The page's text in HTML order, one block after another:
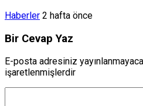
Haberler 2 hafta önce
Bir Cevap Yaz
E-posta adresiniz
işaretlenmişlerdir